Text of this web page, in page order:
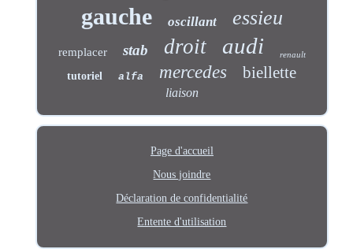
gauche oscillant essieu
remplacer stab droit audi renault
tutoriel alfa mercedes biellette
liaison
Page d'accueil
Nous joindre
Déclaration de confidentialité
Entente d'utilisation